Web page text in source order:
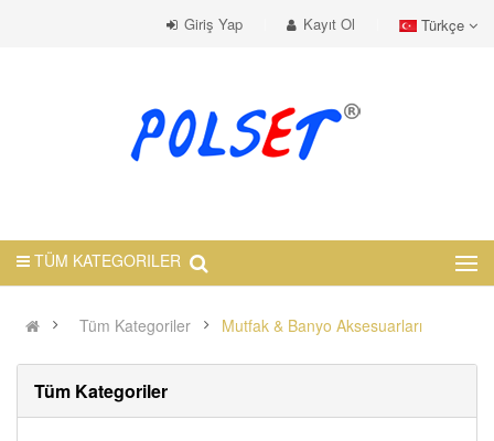
Giriş Yap Kayıt Ol Türkçe
TÜM KATEGORILER
Tüm Kategoriler Mutfak & Banyo Aksesuarları
Tüm Kategoriler